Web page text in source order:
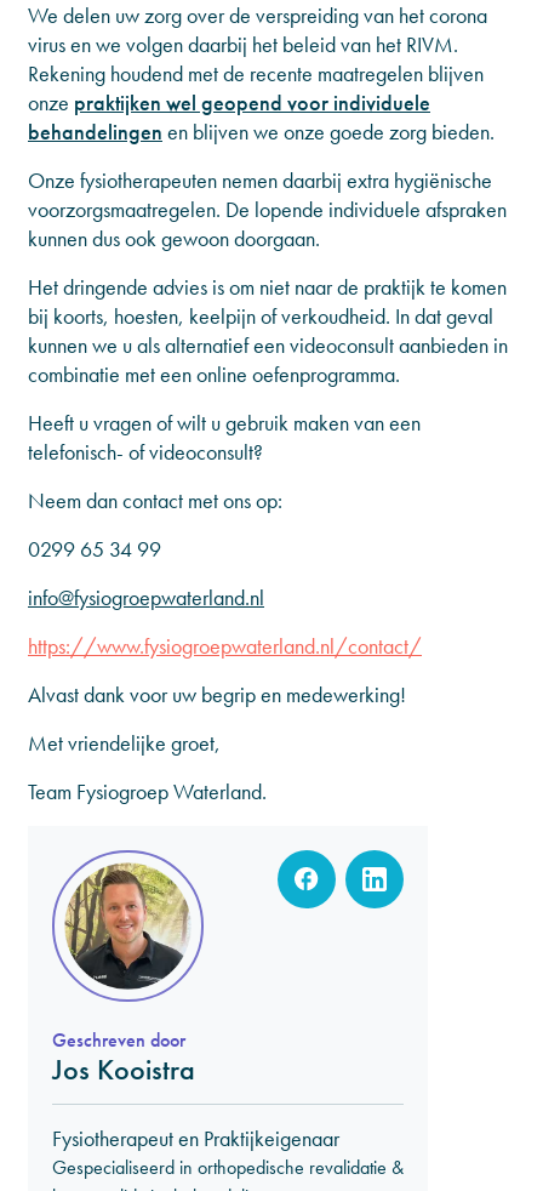
We delen uw zorg over de verspreiding van het corona
virus en we volgen daarbij het beleid van het RIVM.
Rekening houdend met de recente maatregelen blijven
onze praktijken wel geopend voor individuele
behandelingen en blijven we onze goede zorg bieden.
Onze fysiotherapeuten nemen daarbij extra hygiënische
voorzorgsmaatregelen. De lopende individuele afspraken
kunnen dus ook gewoon doorgaan.
Het dringende advies is om niet naar de praktijk te komen
bij koorts, hoesten, keelpijn of verkoudheid. In dat geval
kunnen we u als alternatief een videoconsult aanbieden in
combinatie met een online oefenprogramma.
Heeft u vragen of wilt u gebruik maken van een
telefonisch- of videoconsult?
Neem dan contact met ons op:
0299 65 34 99
info@fysiogroepwaterland.nl
https://www.fysiogroepwaterland.nl/contact/
Alvast dank voor uw begrip en medewerking!
Met vriendelijke groet,
Team Fysiogroep Waterland.
Geschreven door
Jos Kooistra
Fysiotherapeut en Praktijkeigenaar
Gespecialiseerd in orthopedische revalidatie &